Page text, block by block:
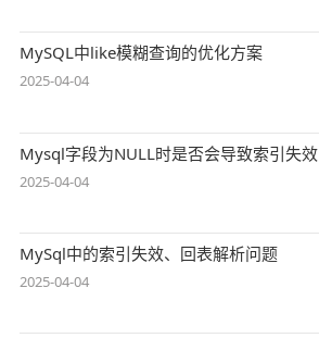
MySQL中like模糊查询的优化方案
2025-04-04
Mysql字段为NULL时是否会导致索引失效
2025-04-04
MySql中的索引失效、回表解析问题
2025-04-04